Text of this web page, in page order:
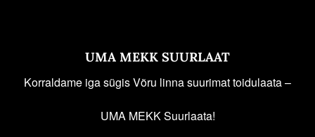
UMA MEKK SUURLAAT
Korraldame iga sügis Võru linna suurimat toidulaata –
UMA MEKK Suurlaata!